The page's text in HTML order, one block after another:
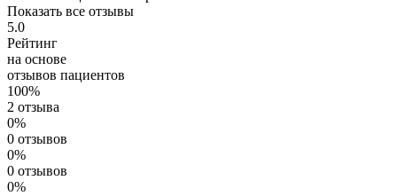
Показать все отзывы
5.0
Рейтинг
на основе
отзывов пациентов
100%
2 отзыва
0%
0 отзывов
0%
0 отзывов
0%